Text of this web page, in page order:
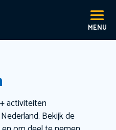
activiteiten
Bekijk de